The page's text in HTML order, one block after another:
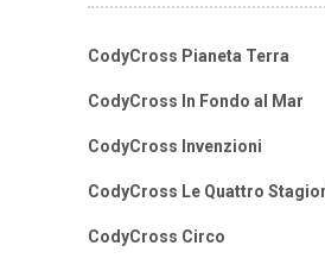
CodyCross Pianeta Terra
CodyCross In Fondo al Mar
CodyCross Invenzioni
CodyCross Le Quattro
CodyCross Circo